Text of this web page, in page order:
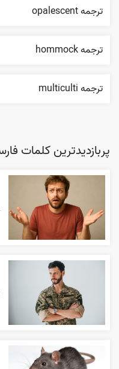
ترجمه opalescent
ترجمه hommock
ترجمه multiculti
پربازدیدترین کلمات